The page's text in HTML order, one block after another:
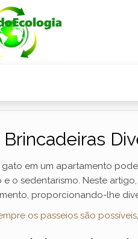
Brincadeiras
gato em um apartamento
e o sedentarismo. Neste
proporcionando-lhe
os passeios são possíveis